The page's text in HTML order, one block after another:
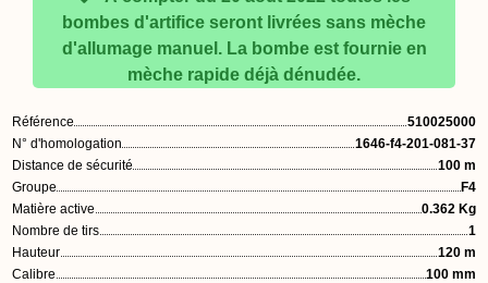
bombes d'artifice seront livrées sans mèche
d'allumage manuel. La bombe est fournie en
mèche rapide déjà dénudée.
Référence
510025000
N° d'homologation
1646-f4-201-081-37
Distance de sécurité
100 m
Groupe
F4
Matière active
0.362 Kg
Nombre de tirs
1
Hauteur
120 m
Calibre
100 mm